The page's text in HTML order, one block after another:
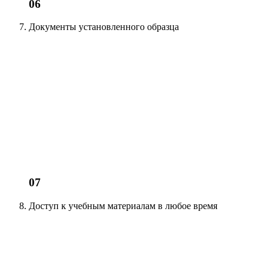
06
Документы установленного образца
07
Доступ к учебным материалам в любое время